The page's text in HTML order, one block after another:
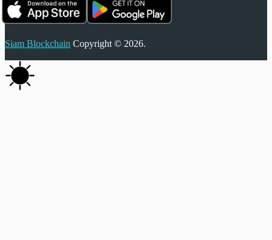
Siam Blockchain Copyright © 2026.